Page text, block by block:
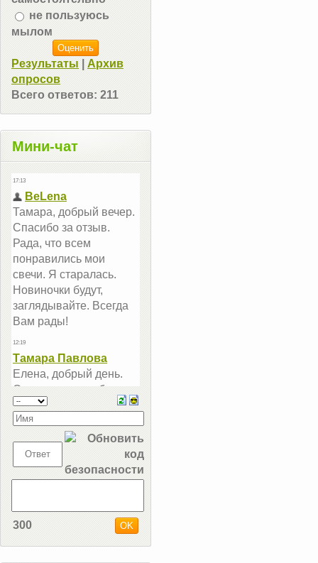
не пользуюсь
мылом
Результаты
Архив
опросов
Всего ответов: 211
Мини-чат
300